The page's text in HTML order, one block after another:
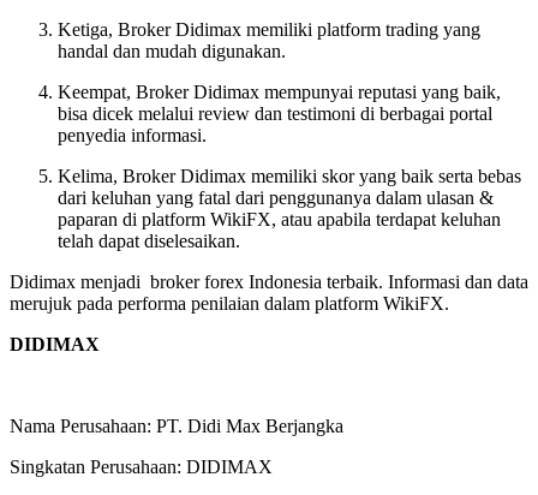
Ketiga, Broker Didimax memiliki platform trading yang
handal dan mudah digunakan.
Keempat, Broker Didimax mempunyai reputasi yang baik,
bisa dicek melalui review dan testimoni di berbagai portal
penyedia informasi.
Kelima, Broker Didimax memiliki skor yang baik serta bebas
dari keluhan yang fatal dari penggunanya dalam ulasan &
paparan di platform WikiFX, atau apabila terdapat keluhan
telah dapat diselesaikan.
Didimax menjadi broker forex Indonesia terbaik. Informasi dan data
merujuk pada performa penilaian dalam platform WikiFX.
DIDIMAX
Nama Perusahaan: PT. Didi Max Berjangka
Singkatan Perusahaan: DIDIMAX